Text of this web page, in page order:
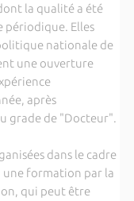
la qualité a été
périodique. Elles
nationale de
une ouverture
après
grade de "Docteur".
dans le cadre
une formation par la
qui peut être